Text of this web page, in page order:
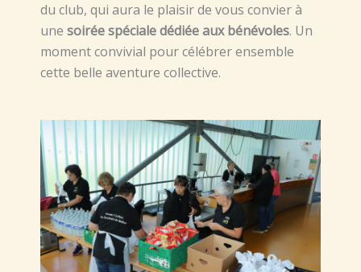
du club, qui aura le plaisir de vous convier à
une soirée spéciale dédiée aux bénévoles. Un
moment convivial pour célébrer ensemble
cette belle aventure collective.